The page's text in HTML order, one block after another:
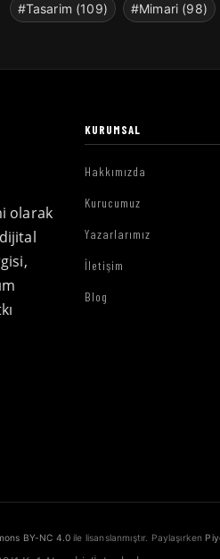
#Tasarim (109) #Mimari (98)
olarak
KURUMSAL
Hakkımızda
Kurucumuz
Yazarlarımız
İletişim
Blog
BY-NC 4.0 ile lisanslanmıştır. Paylaşırken